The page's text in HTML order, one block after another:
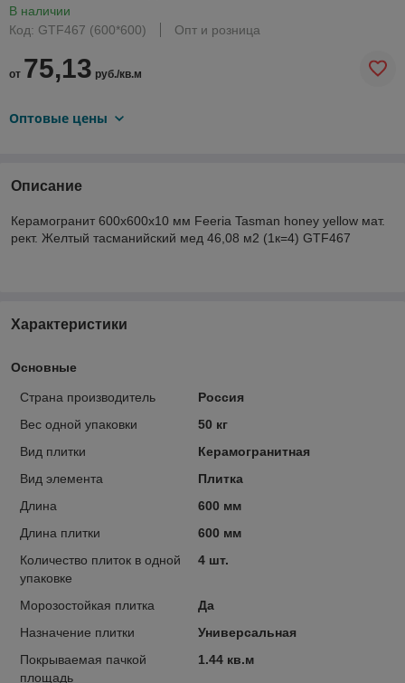
В наличии
Код: GTF467 (600*600)
Опт и розница
от 75,13 руб./кв.м
Оптовые цены
Описание
Керамогранит 600х600х10 мм Feeria Tasman honey yellow мат.
рект. Желтый тасманийский мед 46,08 м2 (1к=4) GTF467
Характеристики
Основные
Страна производитель
Россия
Вес одной упаковки
50 кг
Вид плитки
Керамогранитная
Вид элемента
Плитка
Длина
600 мм
Длина плитки
600 мм
Количество плиток в одной
упаковке
4 шт.
Морозостойкая плитка
Да
Назначение плитки
Универсальная
Покрываемая пачкой
площадь
1.44 кв.м